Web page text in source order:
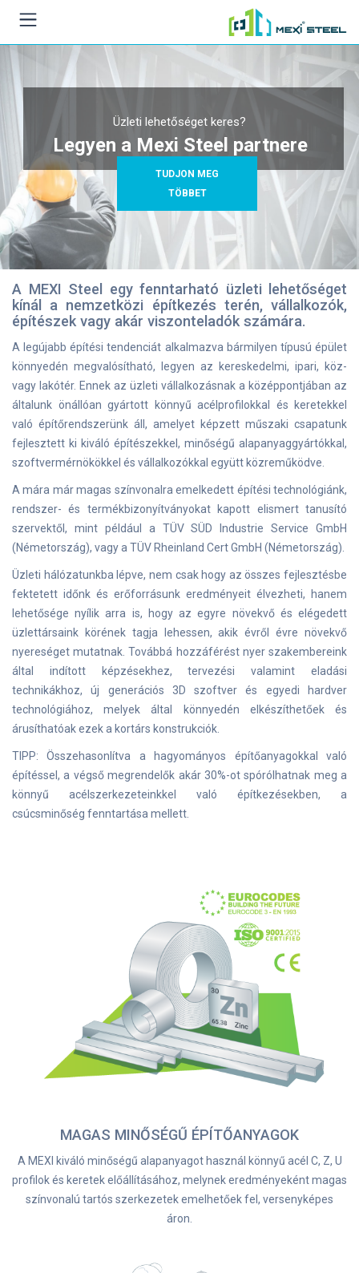
Üzleti lehetőséget keres?
Legyen a Mexi Steel partnere
TUDJON MEG
TÖBBET
A MEXI Steel egy fenntarható üzleti lehetőséget
kínál a nemzetközi építkezés terén, vállalkozók,
építészek vagy akár viszonteladók számára.
A legújabb építési tendenciát alkalmazva bármilyen típusú épület
könnyedén megvalósítható, legyen az kereskedelmi, ipari, köz-
vagy lakótér. Ennek az üzleti vállalkozásnak a középpontjában az
általunk önállóan gyártott könnyű acélprofilokkal és keretekkel
való építőrendszerünk áll, amelyet képzett műszaki csapatunk
fejlesztett ki kiváló építészekkel, minőségű alapanyaggyártókkal,
szoftvermérnökökkel és vállalkozókkal együtt közreműködve.
A mára már magas színvonalra emelkedett építési technológiánk,
rendszer- és termékbizonyítványokat kapott elismert tanusító
szervektől, mint például a TÜV SÜD Industrie Service GmbH
(Németország), vagy a TÜV Rheinland Cert GmbH (Németország).
Üzleti hálózatunkba lépve, nem csak hogy az összes fejlesztésbe
fektetett időnk és erőforrásunk eredményeit élvezheti, hanem
lehetősége nyílik arra is, hogy az egyre növekvő és elégedett
üzlettársaink körének tagja lehessen, akik évről évre növekvő
nyereséget mutatnak. Továbbá hozzáférést nyer szakembereink
által indított képzésekhez, tervezési valamint eladási
technikákhoz, új generációs 3D szoftver és egyedi hardver
technológiához, melyek által könnyedén elkészíthetőek és
árusíthatóak ezek a kortárs konstrukciók.
TIPP: Összehasonlítva a hagyományos építőanyagokkal való
építéssel, a végső megrendelők akár 30%-ot spórólhatnak meg a
könnyű acélszerkezeteinkkel való építkezésekben, a
csúcsminőség fenntartása mellett.
MAGAS MINŐSÉGŰ ÉPÍTŐANYAGOK
A MEXI kiváló minőségű alapanyagot használ könnyű acél C, Z, U
profilok és keretek előállításához, melynek eredményeként magas
színvonalú tartós szerkezetek emelhetőek fel, versenyképes
áron.